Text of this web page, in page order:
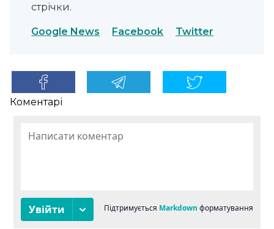
стрічки.
Google News Facebook Twitter
Коментарі